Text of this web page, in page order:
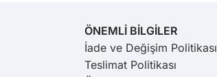
ÖNEMLİ BİLGİLER
İade ve Değişim Politikası
Teslimat Politikası